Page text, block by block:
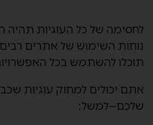
לחסימה של כל העוגיות
נוחות השימוש של אתרים
תוכלו להשתמש בכל
אתם יכולים למחוק עוגיות
שלכם—למשל: